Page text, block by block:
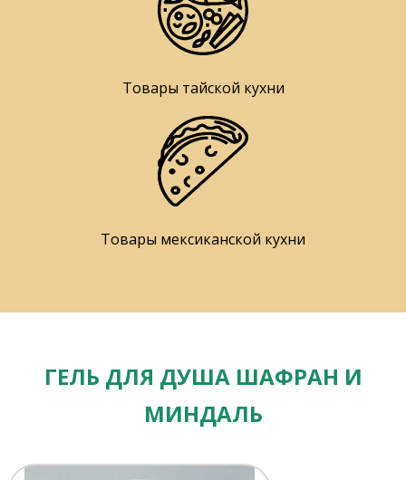
Товары тайской кухни
Товары мексиканской кухни
ГЕЛЬ ДЛЯ ДУША ШАФРАН И
МИНДАЛЬ